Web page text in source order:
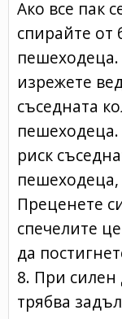
Ако все пак
спирайте от
изрежете
съседната
риск
Преценете
спечелите
да
8. При
трябва